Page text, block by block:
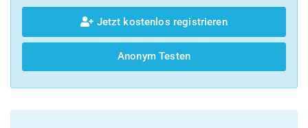
Jetzt kostenlos registrieren
Anonym Testen